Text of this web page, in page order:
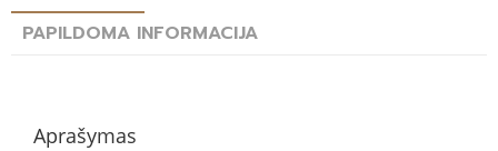
PAPILDOMA INFORMACIJA
Aprašymas